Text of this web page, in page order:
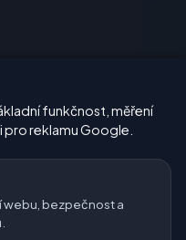
🇧🇬 Bulharsko
funkčnost, měření
pro reklamu Google.
webu, bezpečnost a